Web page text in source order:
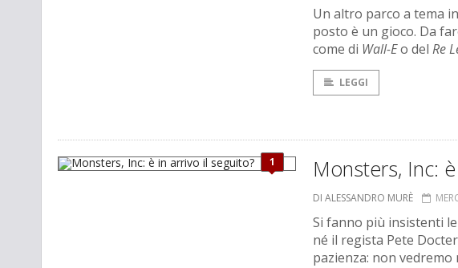
Un altro parco a tema
posto è un gioco. Da
come di Wall-Eo del Re
LEGGI
1 Monsters, Inc:
DI ALESSANDRO MURÈ
Si fanno più insistenti
né il regista Pete
pazienza: non vedremo